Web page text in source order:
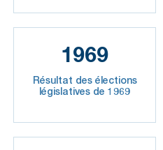
1969
Résultat des élections
législatives de 1969